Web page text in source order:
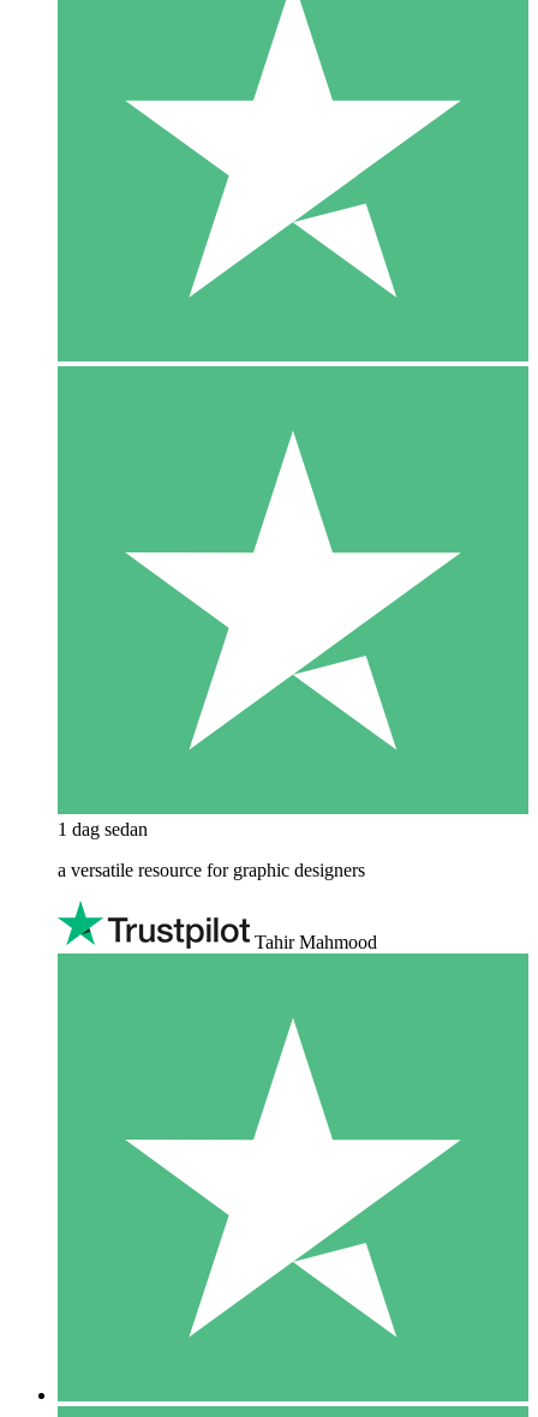
1 dag sedan
a versatile resource for graphic designers
Tahir Mahmood